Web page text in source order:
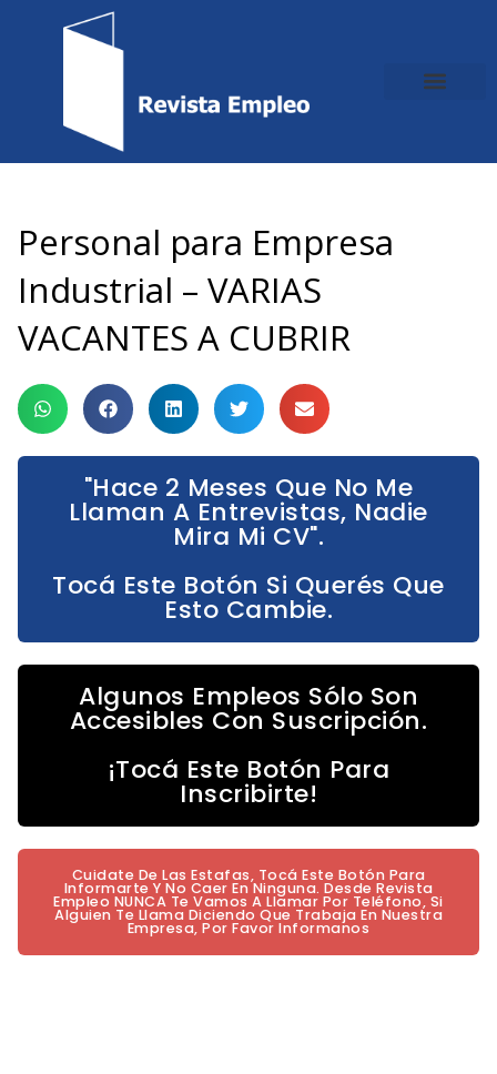
Personal para Empresa
Industrial – VARIAS
VACANTES A CUBRIR
"Hace 2 Meses Que No Me
Llaman A Entrevistas, Nadie
Mira Mi CV".
Tocá Este Botón Si Querés Que
Esto Cambie.
Algunos Empleos Sólo Son
Accesibles Con Suscripción.
¡Tocá Este Botón Para
Inscribirte!
Cuidate De Las Estafas, Tocá Este Botón Para
Informarte Y No Caer En Ninguna. Desde Revista
Empleo NUNCA Te Vamos A Llamar Por Teléfono, Si
Alguien Te Llama Diciendo Que Trabaja En Nuestra
Empresa, Por Favor Informanos